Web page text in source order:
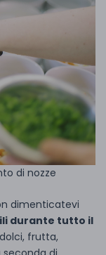
di nozze
dimenticatevi
durante tutto il
frutta,